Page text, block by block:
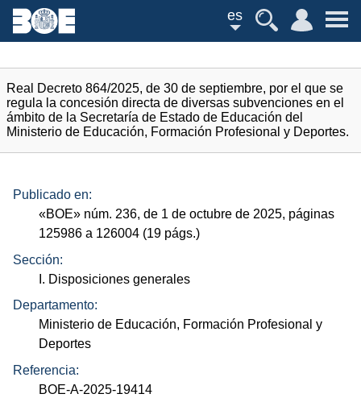
es
Real Decreto 864/2025, de 30 de septiembre, por el que se
regula la concesión directa de diversas subvenciones en el
ámbito de la Secretaría de Estado de Educación del
Ministerio de Educación, Formación Profesional y Deportes.
Publicado en:
«BOE» núm. 236, de 1 de octubre de 2025, páginas
125986 a 126004 (19 págs.)
Sección:
I. Disposiciones generales
Departamento:
Ministerio de Educación, Formación Profesional y
Deportes
Referencia:
BOE-A-2025-19414